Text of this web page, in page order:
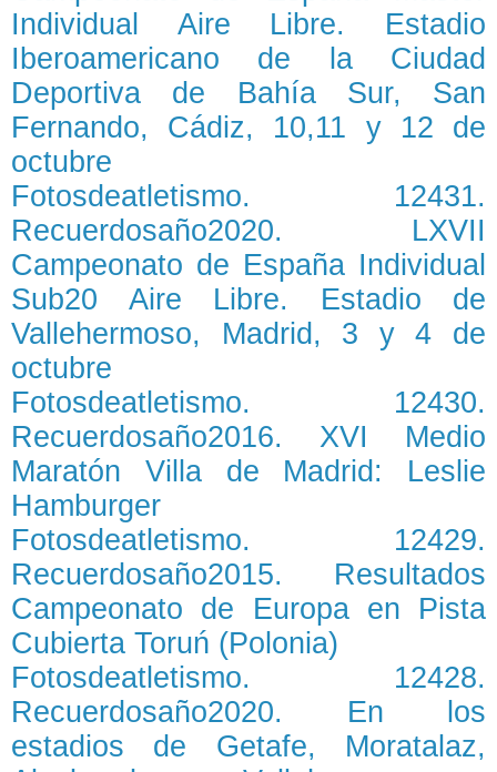
Individual Aire Libre. Estadio
Iberoamericano de la Ciudad
Deportiva de Bahía Sur, San
Fernando, Cádiz, 10,11 y 12 de
octubre
Fotosdeatletismo. 12431.
Recuerdosaño2020. LXVII
Campeonato de España Individual
Sub20 Aire Libre. Estadio de
Vallehermoso, Madrid, 3 y 4 de
octubre
Fotosdeatletismo. 12430.
Recuerdosaño2016. XVI Medio
Maratón Villa de Madrid: Leslie
Hamburger
Fotosdeatletismo. 12429.
Recuerdosaño2015. Resultados
Campeonato de Europa en Pista
Cubierta Toruń (Polonia)
Fotosdeatletismo. 12428.
Recuerdosaño2020. En los
estadios de Getafe, Moratalaz,